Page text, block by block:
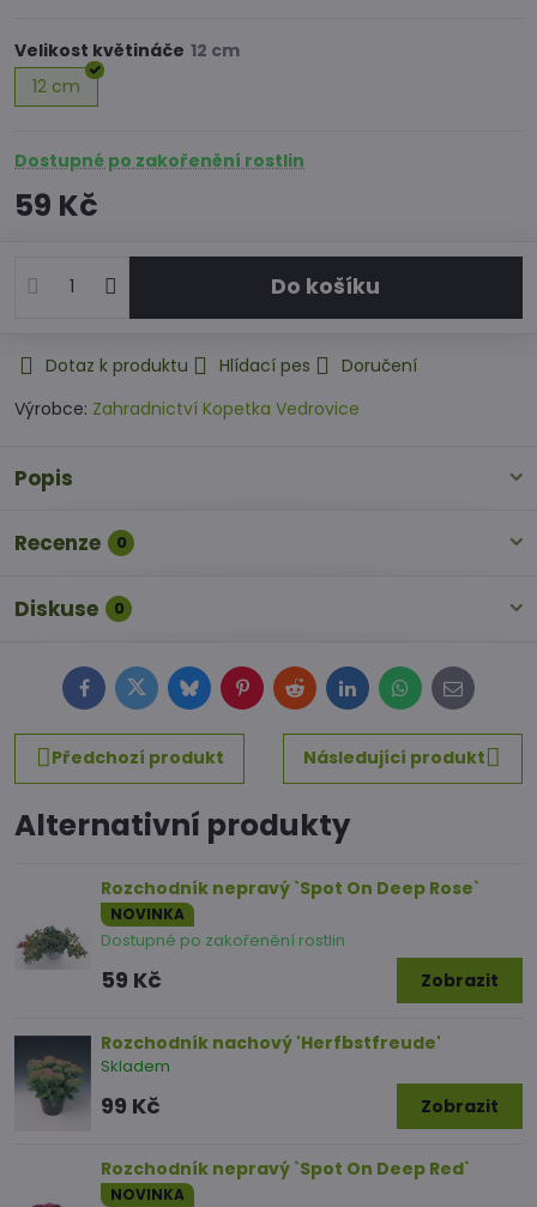
Velikost květináče
12 cm
Dostupné po zakořenění rostlin
59 Kč
Do košíku
Dotaz k produktu Hlídací pes
Doručení
Výrobce: Zahradnictví Kopetka Vedrovice
Popis
Recenze 0
Diskuse 0
FacebookTwitterBlueskyPinterestRedditLinkedInWhatsApp
E-
mail
Předchozí produkt
Následující produkt
Alternativní produkty
Rozchodník nepravý `Spot On Deep Rose`
NOVINKA
Dostupné po zakořenění rostlin
59 Kč Zobrazit
Rozchodník nachový 'Herfbstfreude'
Skladem
99 Kč Zobrazit
Rozchodník nepravý `Spot On Deep Red`
NOVINKA